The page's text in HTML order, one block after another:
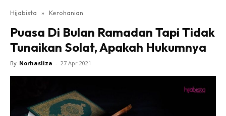
Hijabista » Kerohanian
Puasa Di Bulan Ramadan Tapi Tidak
Tunaikan Solat, Apakah Hukumnya
By Norhasliza - 27 Apr 2021